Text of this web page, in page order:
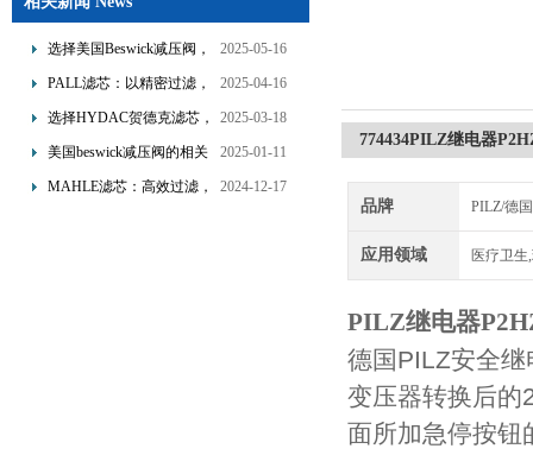
选择美国Beswick减压阀，
提升流体系统效率
2025-05-16
PALL滤芯：以精密过滤，
为工业流体筑起“隐形安全
2025-04-16
选择HYDAC贺德克滤芯，
享受精准过滤与稳定性能
2025-03-18
美国beswick减压阀的相关
知识
2025-01-11
MAHLE滤芯：高效过滤，
2024-12-17
774434PILZ继电器
品牌 PILZ/德
应用领域 医疗卫
PILZ继电器
德国PILZ安全
变压器转换后的
面所加急停按钮